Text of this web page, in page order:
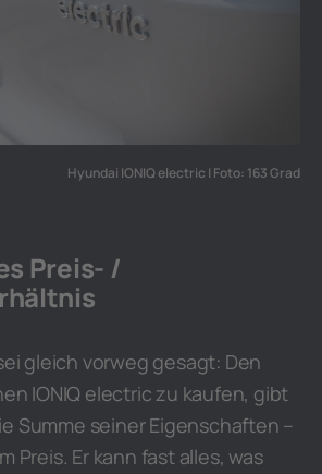
Hyundai IONIQ electric | Foto: 163 Grad
Preis- /
gleich vorweg gesagt: Den
IONIQ electric zu kaufen, gibt
Summe seiner Eigenschaften –
Preis. Er kann fast alles, was